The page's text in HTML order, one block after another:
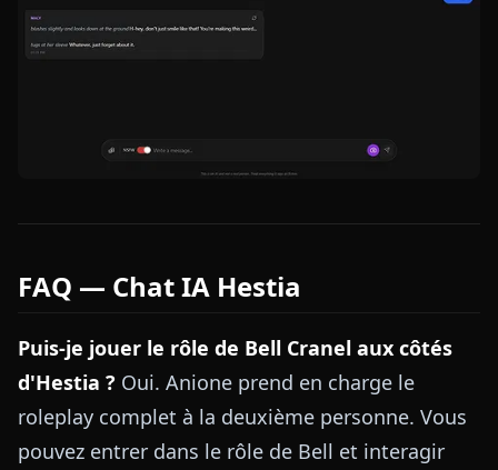
FAQ — Chat IA Hestia
Puis-je jouer le rôle de Bell Cranel aux côtés
d'Hestia ? Oui. Anione prend en charge le
roleplay complet à la deuxième personne. Vous
pouvez entrer dans le rôle de Bell et interagir